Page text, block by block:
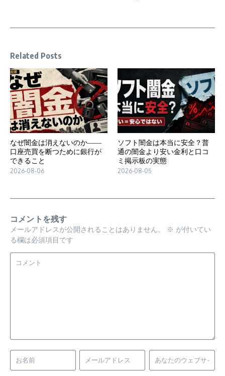
Related Posts
なぜ闇金は消えないのか――
口座売買を断つために銀行が
できること
2026-08-06
ソフト闇金は本当に安全？普
通の闇金より安い金利と口コ
ミ掲示板の実態
2026-08-05
コメントを残す
メールアドレスが公開されることはありません。 ※ が付いてい
る欄は必須項目です